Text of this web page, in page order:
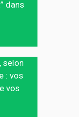
dans
selon
: vos
vos